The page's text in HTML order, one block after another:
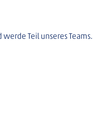
Teil unseres Teams.